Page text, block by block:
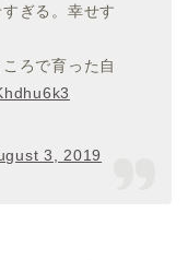
ぎる。幸せす
ろで育った自
3, 2019